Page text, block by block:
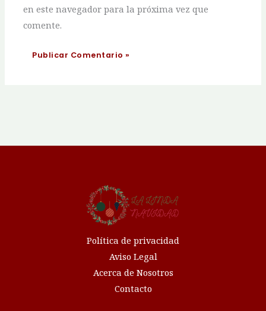
en este navegador para la próxima vez que
comente.
Política de privacidad
Aviso Legal
Acerca de Nosotros
Contacto